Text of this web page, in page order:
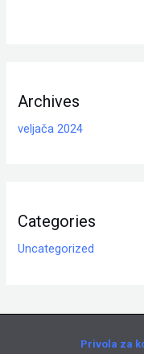
Archives
veljača 2024
Categories
Uncategorized
Privola za